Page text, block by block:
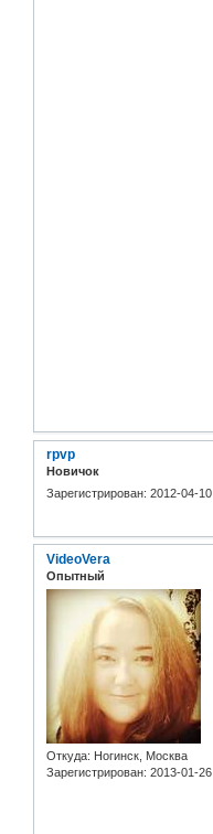
rpvp
Новичок
Зарегистрирован: 2012-04-10
VideoVera
Опытный
Откуда: Ногинск, Москва
Зарегистрирован: 2013-01-26